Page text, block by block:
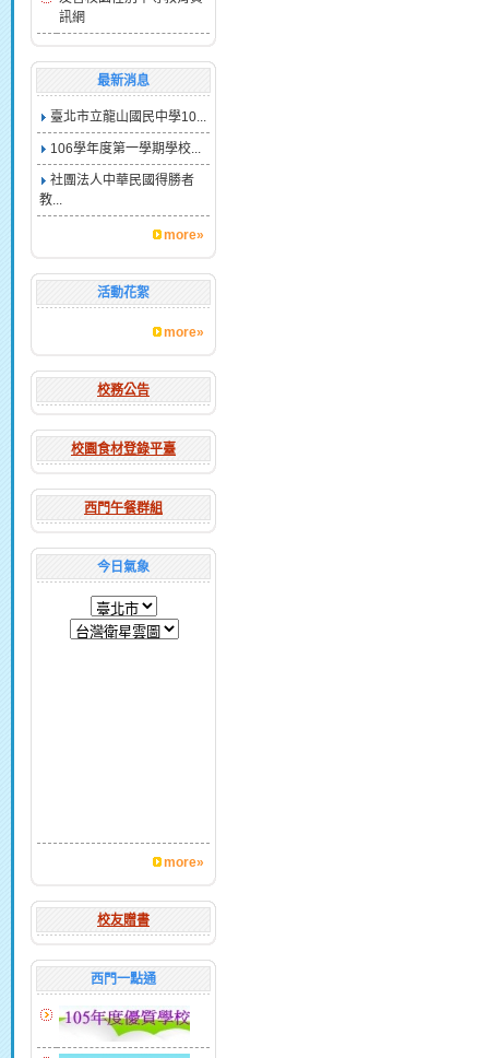
訊網
最新消息
臺北市立龍山國民中學10...
106學年度第一學期學校...
社團法人中華民國得勝者
教...
more»
活動花絮
more»
校務公告
校園食材登錄平臺
西門午餐群組
今日氣象
more»
校友贈書
西門一點通